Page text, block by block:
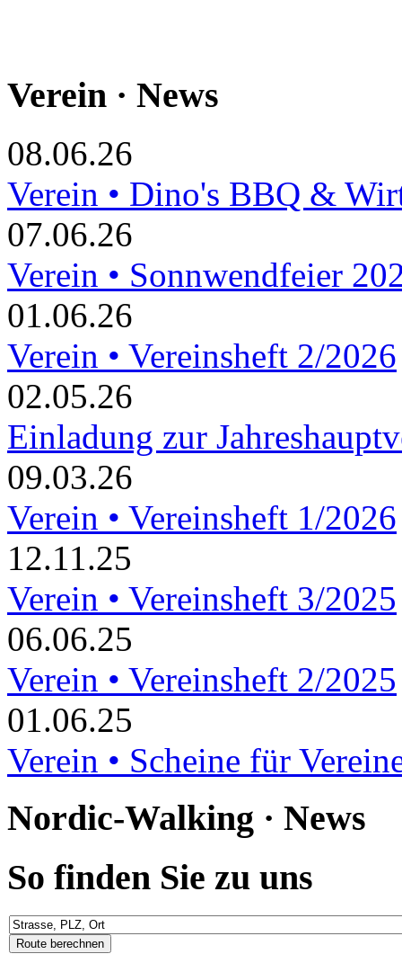
Verein · News
08.06.26
Verein • Dino's BBQ &
07.06.26
Verein • Sonnwendfeier
01.06.26
Verein • Vereinsheft 2/2026
02.05.26
Einladung zur
09.03.26
Verein • Vereinsheft 1/2026
12.11.25
Verein • Vereinsheft 3/2025
06.06.25
Verein • Vereinsheft 2/2025
01.06.25
Verein • Scheine für
Nordic-Walking · News
So finden Sie zu uns